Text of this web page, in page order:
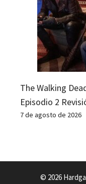
The Walking
Episodio 2
7 de agosto de 2026
© 2026